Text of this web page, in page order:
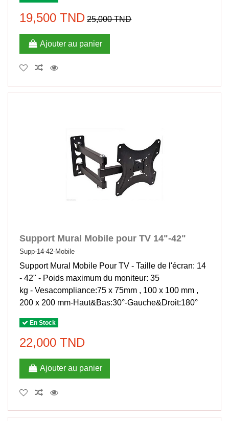
19,500 TND 25,000 TND
Ajouter au panier
Support Mural Mobile pour TV 14"-42"
Supp-14-42-Mobile
Support Mural Mobile Pour TV - Taille de l'écran: 14
- 42" - Poids maximum du moniteur: 35
kg - Vesacompliance:75 x 75mm , 100 x 100 mm ,
200 x 200 mm-Haut&Bas:30°-Gauche&Droit:180°
En Stock
22,000 TND
Ajouter au panier